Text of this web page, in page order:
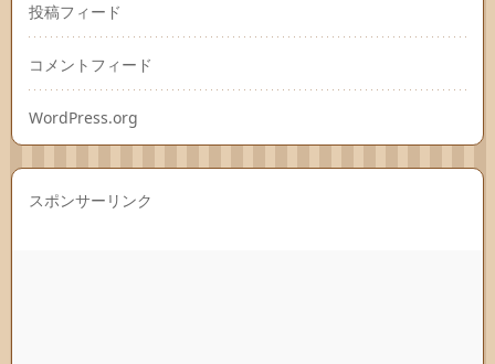
投稿フィード
コメントフィード
WordPress.org
スポンサーリンク